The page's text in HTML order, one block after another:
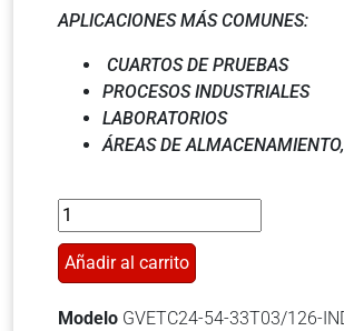
APLICACIONES MÁS COMUNES:
CUARTOS DE PRUEBAS
PROCESOS INDUSTRIALES
LABORATORIOS
ÁREAS DE
Añadir al carrito
Modelo GVETC24-54-33T03/126-